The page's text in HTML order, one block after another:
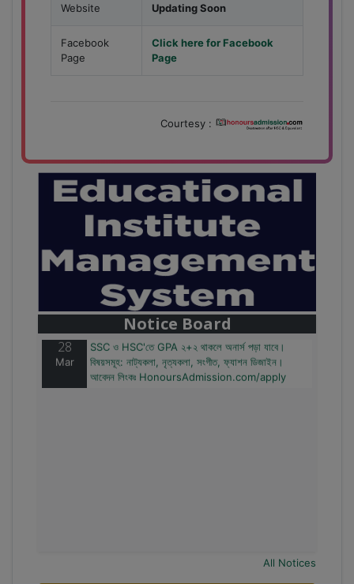
Website Updating Soon
Facebook
Page
Click here for Facebook
Page
Courtesy :
Notice Board
বাজেটের মধ্যে প্রাইভেট ইউনিভার্সিটিতে অনার্স পড়ার সুযোগ।
২০টির অধিক বিষয়, ৪ বছরে মোট খরচ ২ লক্ষ থেকে ৫ লক্ষ টাকা।
আবেদন লিংকঃ HonoursAdmission.com/apply
28
Mar
SSC ও HSC'তে GPA ২+২ থাকলে অনার্স পড়া যাবে।
বিষয়সমূহ: নাট্যকলা, নৃত্যকলা, সংগীত, ফ্যাশন ডিজাইন।
আবেদন লিংকঃ HonoursAdmission.com/apply
All Notices